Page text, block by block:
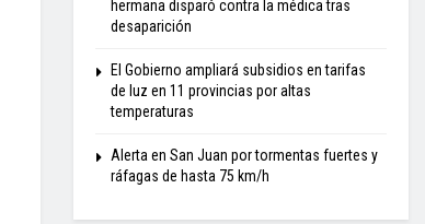
hermana disparó contra la médica tras
desaparición
El Gobierno ampliará subsidios en tarifas
de luz en 11 provincias por altas
temperaturas
Alerta en San Juan por tormentas fuertes y
ráfagas de hasta 75 km/h